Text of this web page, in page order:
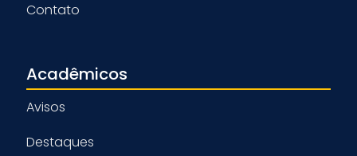
Contato
Acadêmicos
Avisos
Destaques